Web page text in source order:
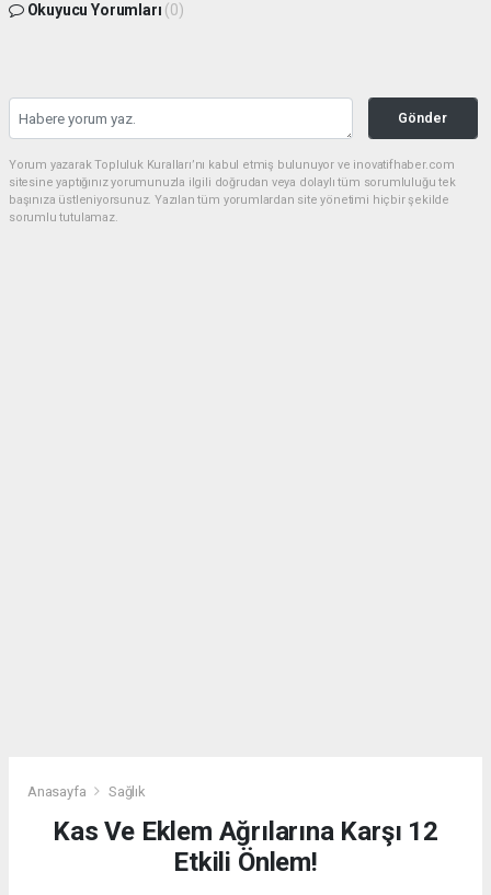
Okuyucu Yorumları (0)
Gönder
Yorum yazarak Topluluk Kuralları’nı kabul etmiş bulunuyor ve inovatifhaber.com
sitesine yaptığınız yorumunuzla ilgili doğrudan veya dolaylı tüm sorumluluğu tek
başınıza üstleniyorsunuz. Yazılan tüm yorumlardan site yönetimi hiçbir şekilde
sorumlu tutulamaz.
Anasayfa Sağlık
Kas Ve Eklem Ağrılarına Karşı 12
Etkili Önlem!